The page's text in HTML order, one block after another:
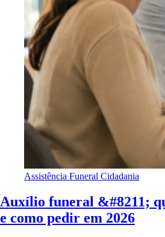
Assistência Funeral Cidadania
Auxílio funeral &#8211;
e como pedir em 2026